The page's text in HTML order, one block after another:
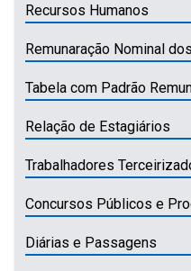
Recursos Humanos
Remunaração Nominal
Tabela com Padrão
Relação de Estagiários
Trabalhadores
Concursos Públicos e
Diárias e Passagens